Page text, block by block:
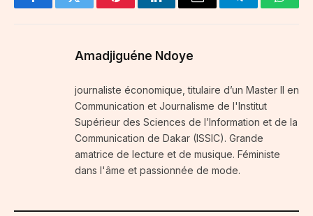
FacebookTwitter PinterestLinkedInEmail Telegram
Amadjiguéne Ndoye
journaliste économique, titulaire d’un Master II en
Communication et Journalisme de l'Institut
Supérieur des Sciences de l’Information et de la
Communication de Dakar (ISSIC). Grande
amatrice de lecture et de musique. Féministe
dans l'âme et passionnée de mode.